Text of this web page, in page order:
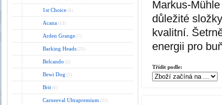
1st Choice (6)
Acana (13)
Arden Grange (7)
Barking Heads (25)
Belcando (5)
Bewi Dog (1)
Brit (6)
Carneeval Ultrapremium (33)
Markus-
důležité
kvalitní.
energii pro
Třídit podle: